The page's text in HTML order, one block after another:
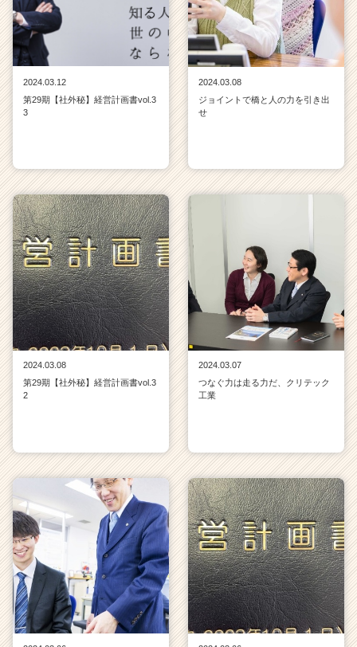
リ
ア
（C
h
e
e
e
r）
2024.03.12
第29期【社外秘】経営計画書vol.3
3
2024.03.08
ジョイントで橋と人の力を引き出
せ
2024.03.08
第29期【社外秘】経営計画書vol.3
2
2024.03.07
つなぐ力は走る力だ、クリテック
工業